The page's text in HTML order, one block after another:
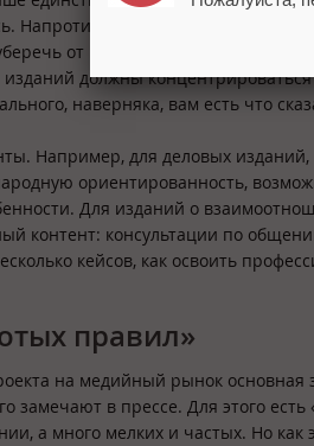
Напротив, им интересно знать о
от несанкционированного
должны
наверняка, вам есть что
Например, для деловых
ориентированность,
Для изданий о
контент: консультации по
кейсов, как освоить
правил»
на медийный рынок
замечают в прессе. Для этого
а много мелких и частых. Но как